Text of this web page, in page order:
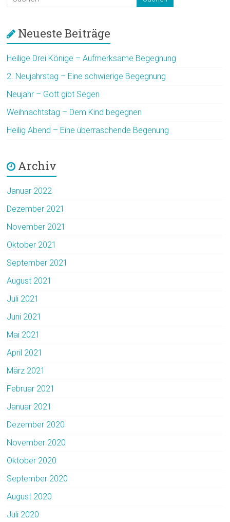
Neueste Beiträge
Heilige Drei Könige – Aufmerksame Begegnung
2. Neujahrstag – Eine schwierige Begegnung
Neujahr – Gott gibt Segen
Weihnachtstag – Dem Kind begegnen
Heilig Abend – Eine überraschende Begenung
Archiv
Januar 2022
Dezember 2021
November 2021
Oktober 2021
September 2021
August 2021
Juli 2021
Juni 2021
Mai 2021
April 2021
März 2021
Februar 2021
Januar 2021
Dezember 2020
November 2020
Oktober 2020
September 2020
August 2020
Juli 2020